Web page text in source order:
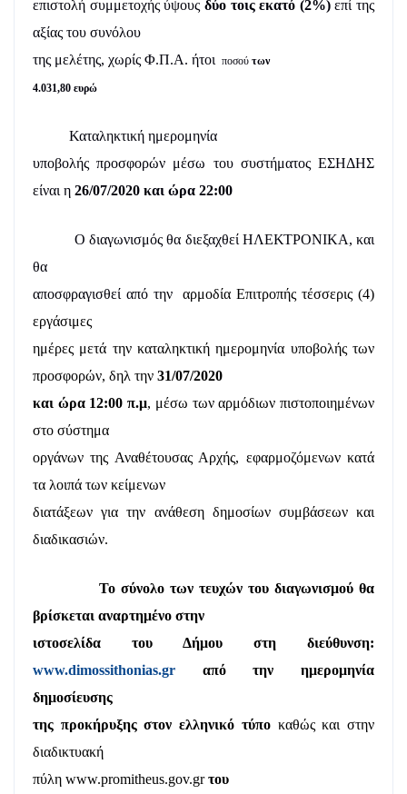
επιστολή συμμετοχής ύψους δύο τοις εκατό (2%)επί της
αξίας του συνόλου
της μελέτης, χωρίς Φ.Π.Α. ήτοι ποσού των
4.031,80 ευρώ
Καταληκτική ημερομηνία
υποβολής προσφορών μέσω του συστήματος ΕΣΗΔΗΣ
είναι η 26/07/2020 και ώρα 22:00
Ο διαγωνισμός θα διεξαχθεί ΗΛΕΚΤΡΟΝΙΚΑ, και
θα
αποσφραγισθεί από την
αρμοδία Επιτροπής τέσσερις (4)
εργάσιμες
ημέρες μετά την καταληκτική ημερομηνία υποβολής των
προσφορών, δηλ την 31/07/2020
και ώρα 12:00 π.μ, μέσω των αρμόδιων πιστοποιημένων
στο σύστημα
οργάνων της Αναθέτουσας Αρχής, εφαρμοζόμενων κατά
τα λοιπά των κείμενων
διατάξεων για την ανάθεση δημοσίων συμβάσεων και
διαδικασιών.
Το σύνολο των τευχών του διαγωνισμού θα
βρίσκεται αναρτημένο στην
ιστοσελίδα του Δήμου στη διεύθυνση:
www.dimossithonias.gr
από την ημερομηνία
δημοσίευσης
της προκήρυξης στον ελληνικό τύπο καθώς και στην
διαδικτυακή
πύλη www.promitheus.gov.grτου